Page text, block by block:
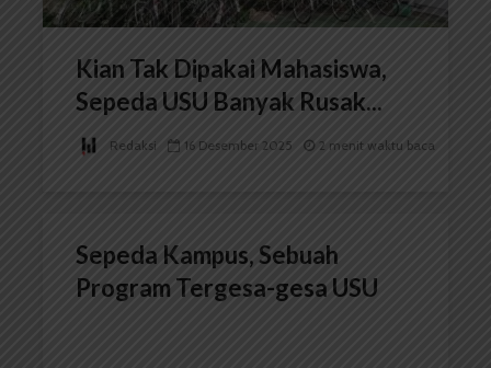
Kian Tak Dipakai Mahasiswa,
Sepeda USU Banyak Rusak...
Redaksi 16 Desember 2025 2 menit waktu baca
Sepeda Kampus, Sebuah
Program Tergesa-gesa USU